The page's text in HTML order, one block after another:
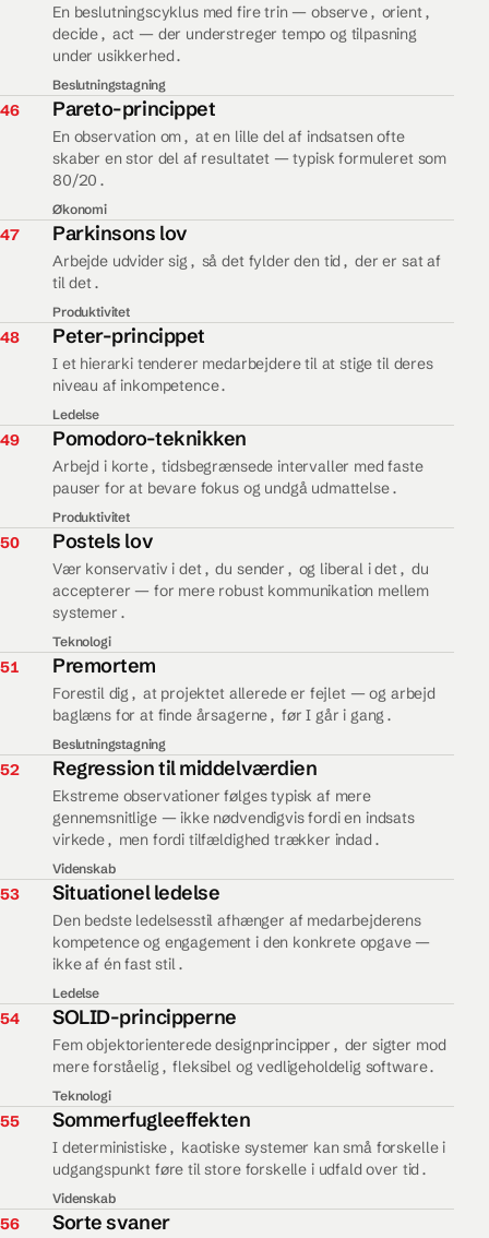
En beslutningscyklus med fire trin — observe, orient,
decide, act — der understreger tempo og tilpasning
under usikkerhed.
Beslutningstagning
46 46.
Pareto-princippet
En observation om, at en lille del af indsatsen ofte
skaber en stor del af resultatet — typisk formuleret som
80/20.
Økonomi
47 47.
Parkinsons lov
Arbejde udvider sig, så det fylder den tid, der er sat af
til det.
Produktivitet
48 48.
Peter-princippet
I et hierarki tenderer medarbejdere til at stige til deres
niveau af inkompetence.
Ledelse
49 49.
Pomodoro-teknikken
Arbejd i korte, tidsbegrænsede intervaller med faste
pauser for at bevare fokus og undgå udmattelse.
Produktivitet
50 50.
Postels lov
Vær konservativ i det, du sender, og liberal i det, du
accepterer — for mere robust kommunikation mellem
systemer.
Teknologi
51 51.
Premortem
Forestil dig, at projektet allerede er fejlet — og arbejd
baglæns for at finde årsagerne, før I går i gang.
Beslutningstagning
52 52.
Regression til middelværdien
Ekstreme observationer følges typisk af mere
gennemsnitlige — ikke nødvendigvis fordi en indsats
virkede, men fordi tilfældighed trækker indad.
Videnskab
53 53.
Situationel ledelse
Den bedste ledelsesstil afhænger af medarbejderens
kompetence og engagement i den konkrete opgave —
ikke af én fast stil.
Ledelse
54 54.
SOLID-principperne
Fem objektorienterede designprincipper, der sigter mod
mere forståelig, fleksibel og vedligeholdelig software.
Teknologi
55 55.
Sommerfugleeffekten
I deterministiske, kaotiske systemer kan små forskelle i
udgangspunkt føre til store forskelle i udfald over tid.
Videnskab
56 56.
Sorte svaner